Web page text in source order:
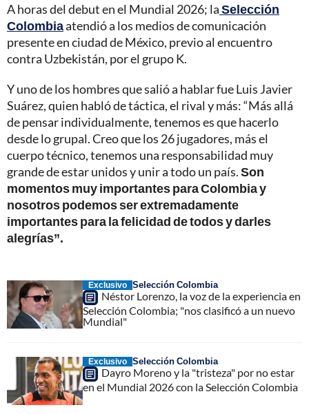
A horas del debut en el Mundial 2026; laSelección
Colombiaatendió a los medios de comunicación
presente en ciudad de México, previo al encuentro
contra Uzbekistán, por el grupo K.
Y uno de los hombres que salió a hablar fue Luis Javier
Suárez, quien habló de táctica, el rival y más: “Más allá
de pensar individualmente, tenemos es que hacerlo
desde lo grupal. Creo que los 26 jugadores, más el
cuerpo técnico, tenemos una responsabilidad muy
grande de estar unidos y unir a todo un país.Son
momentos muy importantes para Colombia y
nosotros podemos ser extremadamente
importantes para la felicidad de todos y darles
alegrías”.
Exclusivo Selección Colombia
Néstor Lorenzo, la voz de la experiencia en
Selección Colombia; "nos clasificó a un nuevo
Mundial"
Exclusivo Selección Colombia
Dayro Moreno y la "tristeza" por no estar
en el Mundial 2026 con la Selección Colombia